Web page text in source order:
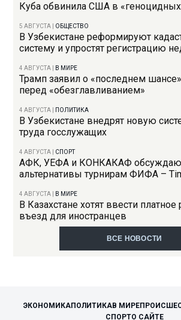
Куба обвинила США в
5 АВГУСТА ОБЩЕСТВО
В Узбекистане реформируют
систему и упростят регистрацию
4 АВГУСТА В МИРЕ
Трамп заявил о «последнем
перед «обезглавливанием»
4 АВГУСТА ПОЛИТИКА
В Узбекистане внедрят новую
труда госслужащих
4 АВГУСТА СПОРТ
АФК, УЕФА и КОНКАКАФ
альтернативы турнирам ФИФА –
4 АВГУСТА В МИРЕ
В Казахстане хотят ввести
въезд для иностранцев
ВСЕ НОВОСТИ
ЭКОНОМИКАПОЛИТИКАВ МИРЕ
СПОРТО САЙТЕ